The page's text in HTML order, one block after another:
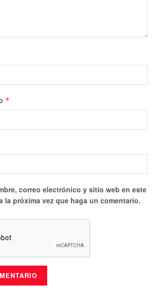
*
correo electrónico y sitio web en este
la próxima vez que haga un comentario.